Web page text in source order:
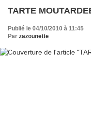
TARTE
Publié le 04/10/2010 à 11:45
Par zazounette